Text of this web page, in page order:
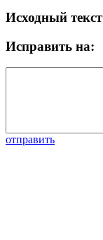
Исходный текст
Исправить на:
отправить